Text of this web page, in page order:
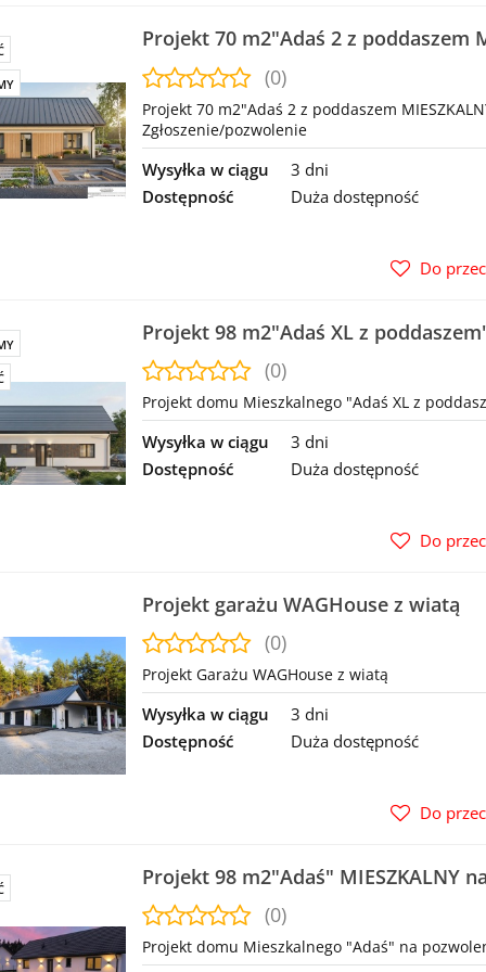
Projekt 70 m2"Adaś 2 z poddaszem
"ODBICIE LUSTRZANE" na
(0)
Projekt 70 m2"Adaś 2 z poddaszem
Zgłoszenie/pozwolenie
Wysyłka w ciągu
3 dni
Dostępność
Duża dostępność
Do
Projekt 98 m2"Adaś XL z
LUSTRZANE
(0)
Projekt domu Mieszkalnego "Adaś XL z
Wysyłka w ciągu
3 dni
Dostępność
Duża dostępność
Do
Projekt garażu WAGHouse z wiatą
(0)
Projekt Garażu WAGHouse z wiatą
Wysyłka w ciągu
3 dni
Dostępność
Duża dostępność
Do
Projekt 98 m2"Adaś" MIESZKALNY
(0)
Projekt domu Mieszkalnego "Adaś" na